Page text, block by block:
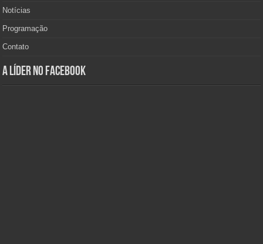
Notícias
Programação
Contato
A Líder no Facebook